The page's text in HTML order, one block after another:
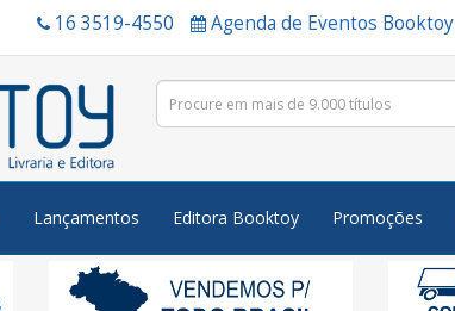
16 3519-4550 Agenda de Eventos Booktoy
Lançamentos Editora Booktoy Promoções